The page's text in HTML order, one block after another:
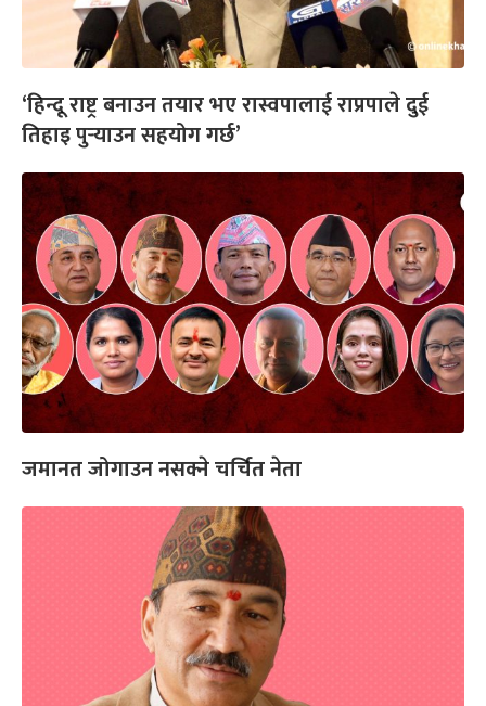
‘हिन्दू राष्ट्र बनाउन तयार भए रास्वपालाई राप्रपाले दुई
तिहाइ पुर्‍याउन सहयोग गर्छ’
जमानत जोगाउन नसक्ने चर्चित नेता